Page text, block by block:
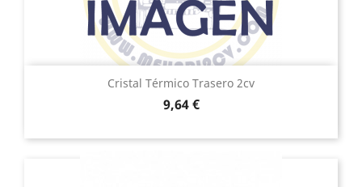
Cristal Térmico Trasero 2cv
Precio
9,64 €